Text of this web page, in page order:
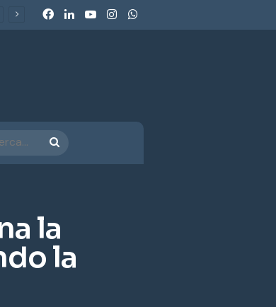
FacebookLinkedInYou TubeInstagram
aspetto CERCA...
la
la